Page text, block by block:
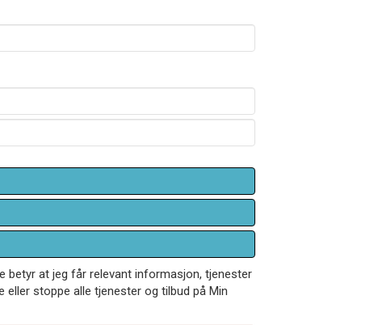
betyr at jeg får relevant informasjon, tjenester
eller stoppe alle tjenester og tilbud på Min